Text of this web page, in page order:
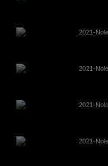
2021-
2021-
2021-
2021-